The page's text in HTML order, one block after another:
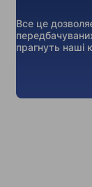
Все це
прагнуть наші